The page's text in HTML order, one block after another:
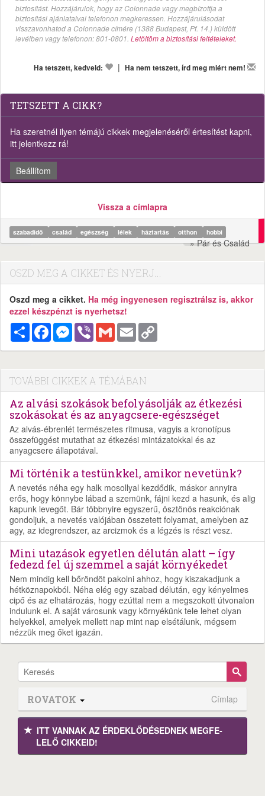
biztosítást. Hozzájárulok, hogy az Colonnade vagy megbízottja a
biztosítási ajánlataival telefonon megkeressen. Hozzájárulásodat
visszavonhatod a Colonnade címére (1388 Budapest, Pf. 14.) küldött
levélben vagy telefonon: 801-0801. Letöltöm a biztosítási feltételeket.
Ha tetszett, kedveld: | Ha nem tetszett, írd meg miért nem!
TETSZETT A CIKK?
Ha szeretnél ilyen témájú cikkek megjelenéséről értesítést kapni,
itt jelentkezz rá!
Beállítom
Vissza a címlapra
szabadidő család egészség lélek háztartás otthon hobbi
» Pár és Család
OSZD MEG A CIKKET ÉS NYERJ...
Oszd meg a cikket. Ha még ingyenesen regisztrálsz is, akkor
ezzel készpénzt is nyerhetsz!
MegosztásFacebookMessenger
Viber Gmail Email
TOVÁBBI CIKKEK A TÉMÁBAN
Az alvási szokások befolyásolják az étkezési
szokásokat és az anyagcsere-egészséget
Az alvás-ébrenlét természetes ritmusa, vagyis a kronotípus
összefüggést mutathat az étkezési mintázatokkal és az
anyagcsere állapotával.
Mi történik a testünkkel, amikor nevetünk?
A nevetés néha egy halk mosollyal kezdődik, máskor annyira
erős, hogy könnybe lábad a szemünk, fájni kezd a hasunk, és alig
kapunk levegőt. Bár többnyire egyszerű, ösztönös reakciónak
gondoljuk, a nevetés valójában összetett folyamat, amelyben az
agy, az idegrendszer, az arcizmok és a légzés is részt vesz.
Mini utazások egyetlen délután alatt – így
fedezd fel új szemmel a saját környékedet
Nem mindig kell bőröndöt pakolni ahhoz, hogy kiszakadjunk a
hétköznapokból. Néha elég egy szabad délután, egy kényelmes
cipő és az elhatározás, hogy ezúttal nem a megszokott útvonalon
indulunk el. A saját városunk vagy környékünk tele lehet olyan
helyekkel, amelyek mellett nap mint nap elsétálunk, mégsem
nézzük meg őket igazán.
ROVATOK Címlap
ITT VANNAK AZ ÉRDEK­LŐDÉ­SEDNEK MEGFE­
LELŐ CIKKEID!